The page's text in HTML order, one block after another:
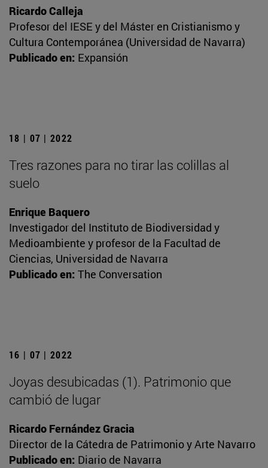
Ricardo Calleja
Profesor del IESE y del Máster en Cristianismo y
Cultura Contemporánea (Universidad de Navarra)
Publicado en: Expansión
18 | 07 | 2022
Tres razones para no tirar las colillas al
suelo
Enrique Baquero
Investigador del Instituto de Biodiversidad y
Medioambiente y profesor de la Facultad de
Ciencias, Universidad de Navarra
Publicado en: The Conversation
16 | 07 | 2022
Joyas desubicadas (1). Patrimonio que
cambió de lugar
Ricardo Fernández Gracia
Director de la Cátedra de Patrimonio y Arte Navarro
Publicado en: Diario de Navarra